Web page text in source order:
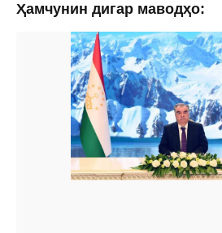
Ҳамчунин дигар маводҳо: